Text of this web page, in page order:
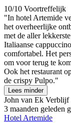
10/10 Voortreffelijk
"In hotel Artemide
het overheerlijke
met de aller
Italiaanse
comfortabel. Het
om voor terug te
Ook het restaurant
de crispy Pulpo."
Lees minder
John van Ek Verblijf
3 maanden geleden
Hotel Artemide